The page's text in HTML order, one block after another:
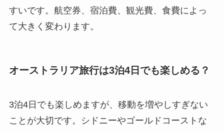
すいです。航空券、宿泊費、観光費、食費によっ
て大きく変わります。
オーストラリア旅行は3泊4日でも楽しめる？
3泊4日でも楽しめますが、移動を増やしすぎない
ことが大切です。シドニーやゴールドコーストな